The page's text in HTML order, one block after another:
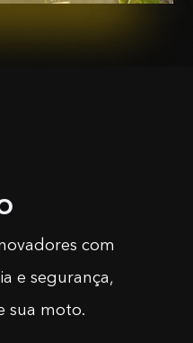
com
e segurança,
sua moto.